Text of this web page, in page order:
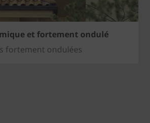
et fortement ondulé
fortement ondulées